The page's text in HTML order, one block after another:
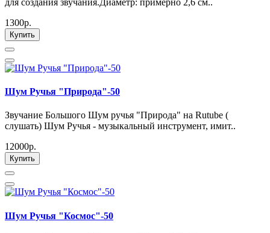
1300р.
Купить
Шум Ручья "Природа"-50
Звучание Большого Шум ручья "Природа" на Rutube (
слушать) Шум Ручья - музыкальный инструмент, имит..
12000р.
Купить
Шум Ручья "Космос"-50